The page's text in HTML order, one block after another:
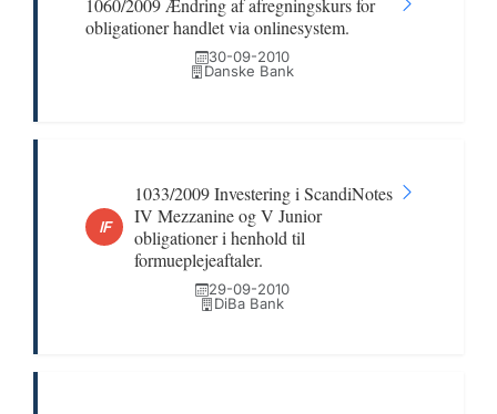
1060/2009 Ændring af afregningskurs for
obligationer handlet via onlinesystem.
30-09-2010
Danske Bank
IF
1033/2009 Investering i ScandiNotes
IV Mezzanine og V Junior
obligationer i henhold til
formueplejeaftaler.
29-09-2010
DiBa Bank